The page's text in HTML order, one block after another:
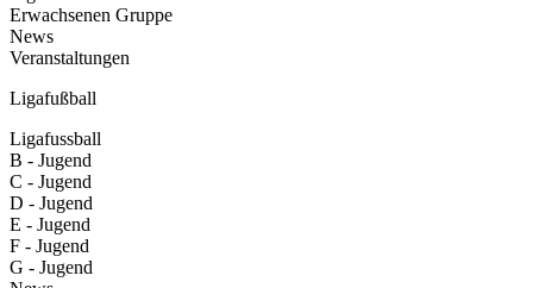
Erwachsenen Gruppe
News
Veranstaltungen
Ligafußball
Ligafussball
B - Jugend
C - Jugend
D - Jugend
E - Jugend
F - Jugend
G - Jugend